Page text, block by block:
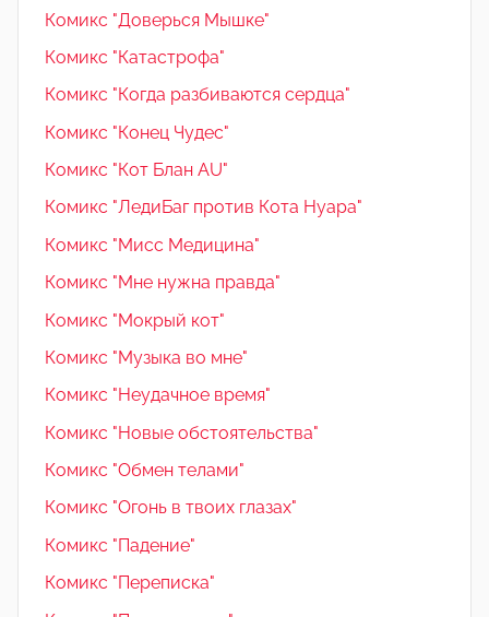
Комикс "Доверься Мышке"
Комикс "Катастрофа"
Комикс "Когда разбиваются сердца"
Комикс "Конец Чудес"
Комикс "Кот Блан AU"
Комикс "ЛедиБаг против Кота Нуара"
Комикс "Мисс Медицина"
Комикс "Мне нужна правда"
Комикс "Мокрый кот"
Комикс "Музыка во мне"
Комикс "Неудачное время"
Комикс "Новые обстоятельства"
Комикс "Обмен телами"
Комикс "Огонь в твоих глазах"
Комикс "Падение"
Комикс "Переписка"